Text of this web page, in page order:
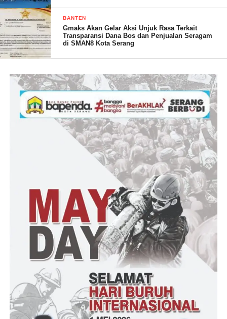
BANTEN
Gmaks Akan Gelar Aksi Unjuk Rasa Terkait
Transparansi Dana Bos dan Penjualan Seragam
di SMAN8 Kota Serang